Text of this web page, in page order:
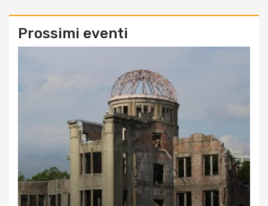
Prossimi eventi